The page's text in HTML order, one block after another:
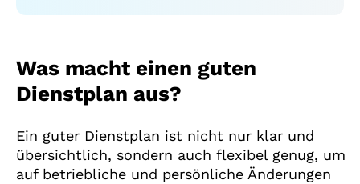
Was macht einen guten
Dienstplan aus?
Ein guter Dienstplan ist nicht nur klar und
übersichtlich, sondern auch flexibel genug, um
auf betriebliche und persönliche Änderungen